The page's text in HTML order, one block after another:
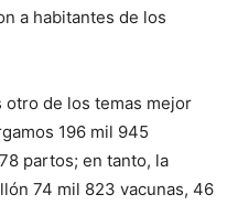
a habitantes de los
otro de los temas mejor
196 mil 945
partos; en tanto, la
74 mil 823 vacunas, 46